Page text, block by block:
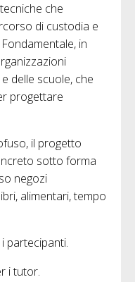
che
di custodia e
in
delle scuole, che
progettare
il progetto
sotto forma
negozi
alimentari, tempo
partecipanti.
i tutor.